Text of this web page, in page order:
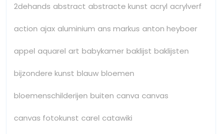
2dehands abstract abstracte kunst acryl acrylverf
action ajax aluminium ans markus anton heyboer
appel aquarel art babykamer baklijst baklijsten
bijzondere kunst blauw bloemen
bloemenschilderijen buiten canva canvas
canvas fotokunst carel catawiki